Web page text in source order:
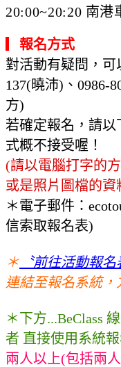
20:00~20:20 南港
報名方式
對活動有疑問，可
137(曉沛)、0986-
方)
若確定報名，請
式概不接受喔！
(請以電腦打字的
或是照片圖檔的資
＊電子郵件：
信索取報名表)
＊ 〝前往活動報名
連結至報名系統，
＊下方...BeClass
者 直接使用系統報
兩人以上(包括兩